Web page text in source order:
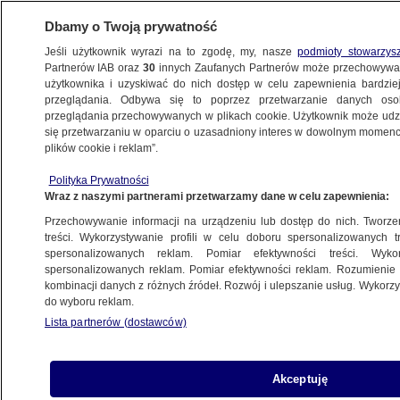
KIELCE
na nagrody, rekordzista zarobił ponad 300
tysięcy w rok
27.03.2024, 17:53
Udostępnij
złotych wypłacił w 2023 roku swoim
pracownikom Urząd Marszałkowski
Dbamy o Twoją prywatność
Jeśli użytkownik wyrazi na to zgodę, my, naszepodmioty
Partnerów IAB oraz30 innych Zaufanych Partnerów może
użytkownika i uzyskiwać do nich dostęp w celu zapewnienia
przeglądania. Odbywa się to poprzez przetwarzanie danych
przeglądania przechowywanych w plikach cookie. Użytkownik może
się przetwarzaniu w oparciu o uzasadniony interes w dowolnym
plików cookie i reklam”.
Polityka Prywatności
Wraz z naszymi partnerami przetwarzamy dane w celu zapewnienia:
Przechowywanie informacji na urządzeniu lub dostęp do nich.
treści. Wykorzystywanie profili w celu doboru spersonalizowanych
spersonalizowanych reklam. Pomiar efektywności treści.
spersonalizowanych reklam. Pomiar efektywności reklam.
kombinacji danych z różnych źródeł. Rozwój i ulepszanie usług.
do wyboru reklam.
Lista partnerów (dostawców)
Akceptuję